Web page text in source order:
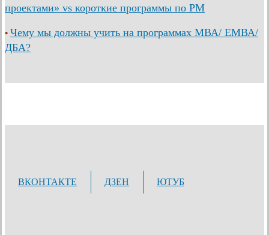
проектами» vs короткие программы по PM
• Чему мы должны учить на программах МВА/ ЕМВА/
ДБА?
ВКОНТАКТЕ ДЗЕН ЮТУБ